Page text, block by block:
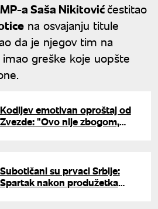
a Saša Nikitovićčestitao
na osvajanju titule
da je njegov tim na
greške koje uopšte
Kodijev emotivan oproštaj od
Zvezde: "Ovo nije zbogom,
Subotičani su prvaci Srbije:
Spartak nakon produžetka